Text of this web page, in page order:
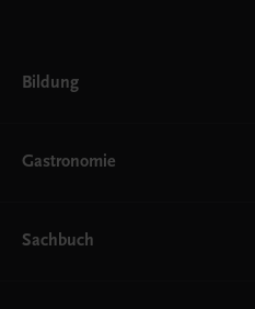
Bildung
AHS
EWF/ZWF
FW
Gastronomie
Getränke
Sachbuch